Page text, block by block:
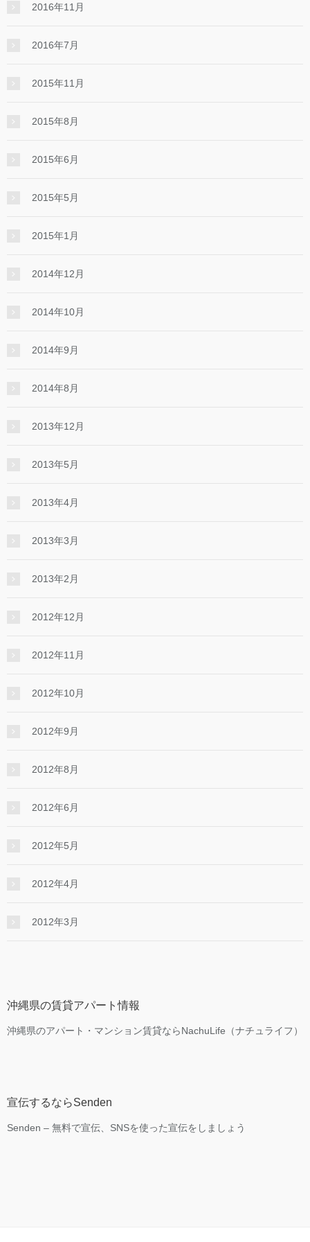
2016年11月
2016年7月
2015年11月
2015年8月
2015年6月
2015年5月
2015年1月
2014年12月
2014年10月
2014年9月
2014年8月
2013年12月
2013年5月
2013年4月
2013年3月
2013年2月
2012年12月
2012年11月
2012年10月
2012年9月
2012年8月
2012年6月
2012年5月
2012年4月
2012年3月
沖縄県の賃貸アパート情報
沖縄県のアパート・マンション賃貸ならNachuLife（ナチュライフ）
宣伝するならSenden
Senden – 無料で宣伝、SNSを使った宣伝をしましょう